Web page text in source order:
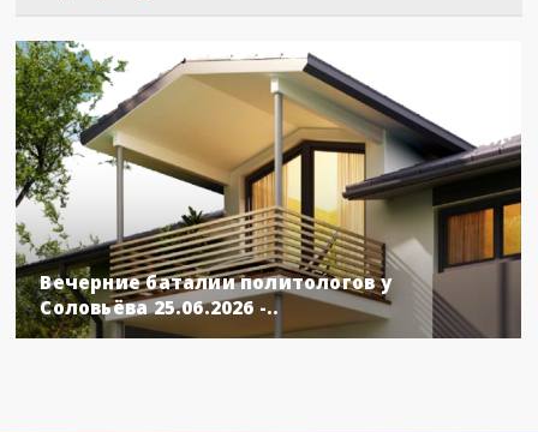
Вечерние баталии политологов у
Соловьёва 25.06.2026 -..